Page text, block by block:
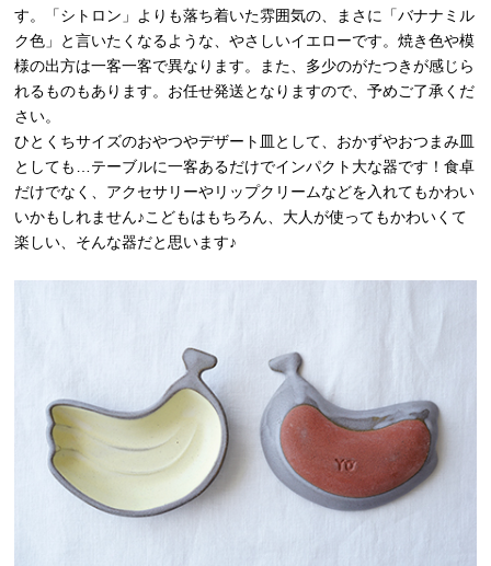
す。「シトロン」よりも落ち着いた雰囲気の、まさに「バナナミル
ク色」と言いたくなるような、やさしいイエローです。焼き色や模
様の出方は一客一客で異なります。また、多少のがたつきが感じら
れるものもあります。お任せ発送となりますので、予めご了承くだ
さい。
ひとくちサイズのおやつやデザート皿として、おかずやおつまみ皿
としても…テーブルに一客あるだけでインパクト大な器です！食卓
だけでなく、アクセサリーやリップクリームなどを入れてもかわい
いかもしれません♪こどもはもちろん、大人が使ってもかわいくて
楽しい、そんな器だと思います♪